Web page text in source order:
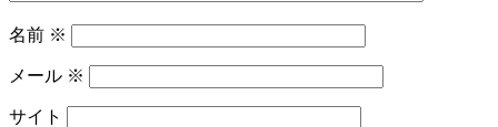
名前 ※
メール ※
サイト